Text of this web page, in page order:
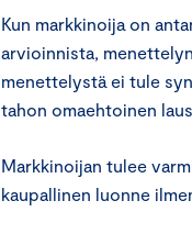
Kun markkinoija on
arvioinnista,
menettelystä ei tule
tahon omaehtoinen
Markkinoijan tulee
kaupallinen luonne